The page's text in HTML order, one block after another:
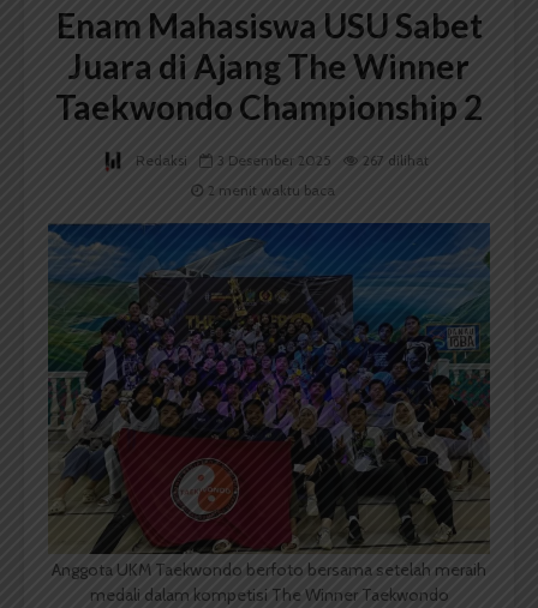
Enam Mahasiswa USU Sabet
Juara di Ajang The Winner
Taekwondo Championship 2
Redaksi 3 Desember 2025
267 dilihat
2 menit waktu baca
Anggota UKM Taekwondo berfoto bersama setelah meraih
medali dalam kompetisi The Winner Taekwondo